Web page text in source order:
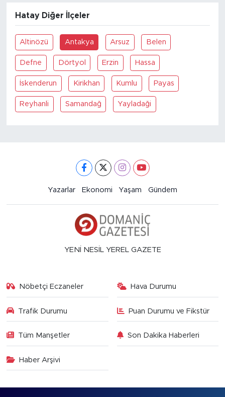
Hatay Diğer İlçeler
Altinözü Antakya Arsuz Belen
Defne Dörtyol Erzin Hassa
İskenderun Kirikhan Kumlu Payas
Reyhanli Samandağ Yayladaği
Yazarlar Ekonomi Yaşam Gündem
YENİ NESİL YEREL GAZETE
Nöbetçi Eczaneler Hava Durumu
Trafik Durumu Puan Durumu ve Fikstür
Tüm Manşetler Son Dakika Haberleri
Haber Arşivi